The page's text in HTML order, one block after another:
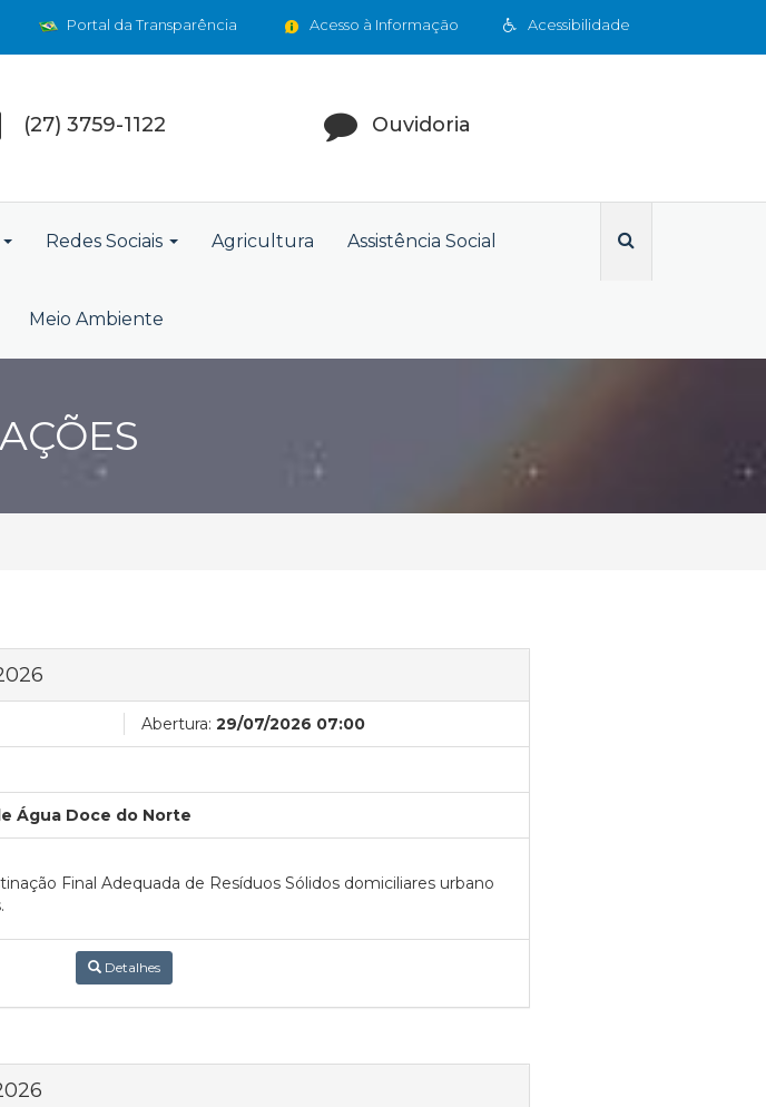
Acessibilidade
Acesso à Informação
Portal da Transparência
(27) 3759-1122 Ouvidoria
Redes Sociais Agricultura Assistência Social
Meio Ambiente
Abertura: 29/07/2026 07:00
Água Doce do Norte
Final Adequada de Resíduos Sólidos domiciliares urbano
Detalhes